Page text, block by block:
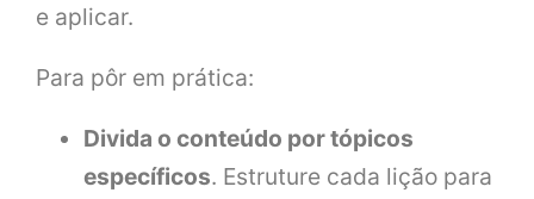
e aplicar.
Para pôr em prática:
Divida o conteúdo por tópicos
específicos. Estruture cada lição para